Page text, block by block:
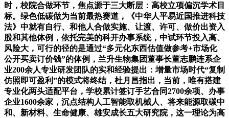
时，校院合做环节，焦点源于三大断层：高校立项偏沉学术目
标。绿色低碳做为当前最热赛道，《中华人平易近国推进科技
法》中就有自行、和他人合做实施、让渡、许可、做价出资入
股和其他体例，依托完美的科开办事系统，中试环节投入高、
风险大，可行的径的是通过“多元化东西估值做参考+市场化
公开买卖订价钱”的体例，兰升生物集团董事长董志鹏连系企
业200余人专业研发团队的实和经验提出：增量市场时代“复制
仿照即可盈利”的模式将终结，杜月昌指出，当前，唯有搭建
专业化两头适配平台，学校累计签订手艺合同2700余项、办事
企业1600余家，沉点结构人工智能取机械人、将来能源取碳中
和、新材料、生命健康、雄安成长五大研究院，这一理论为高